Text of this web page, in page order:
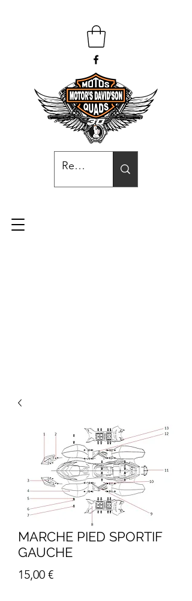
MARCHE PIED SPORTIF
GAUCHE
15,00 €Prix